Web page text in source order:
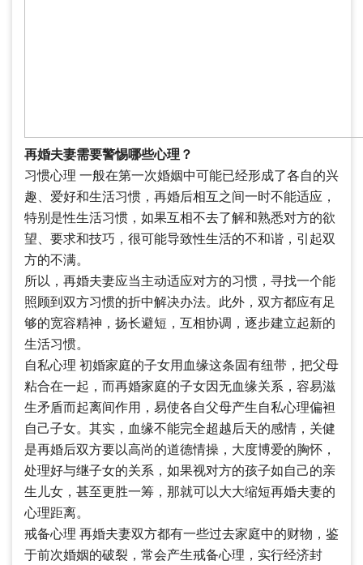
再婚夫妻需要警惕哪些心理？
习惯心理 一般在第一次婚姻中可能已经形成了各自的兴
趣、爱好和生活习惯，再婚后相互之间一时不能适应，
特别是性生活习惯，如果互相不去了解和熟悉对方的欲
望、要求和技巧，很可能导致性生活的不和谐，引起双
方的不满。
所以，再婚夫妻应当主动适应对方的习惯，寻找一个能
照顾到双方习惯的折中解决办法。此外，双方都应有足
够的宽容精神，扬长避短，互相协调，逐步建立起新的
生活习惯。
自私心理 初婚家庭的子女用血缘这条固有纽带，把父母
粘合在一起，而再婚家庭的子女因无血缘关系，容易滋
生矛盾而起离间作用，易使各自父母产生自私心理偏袒
自己子女。其实，血缘不能完全超越后天的感情，关健
是再婚后双方要以高尚的道德情操，大度博爱的胸怀，
处理好与继子女的关系，如果视对方的孩子如自己的亲
生儿女，甚至更胜一筹，那就可以大大缩短再婚夫妻的
心理距离。
戒备心理 再婚夫妻双方都有一些过去家庭中的财物，鉴
于前次婚姻的破裂，常会产生戒备心理，实行经济封